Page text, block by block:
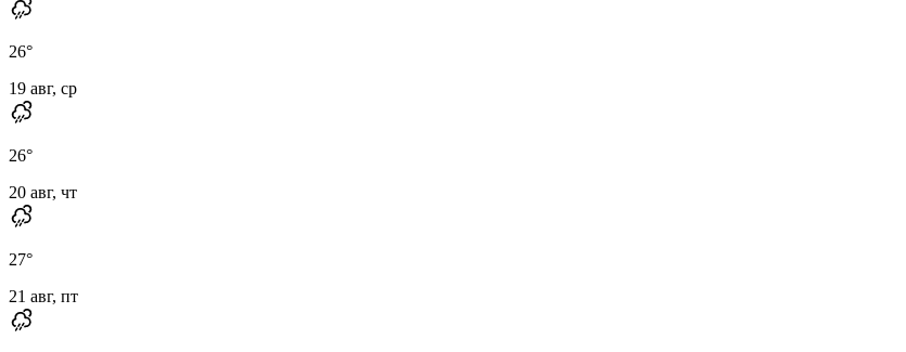
26°
19 авг, ср
26°
20 авг, чт
27°
21 авг, пт